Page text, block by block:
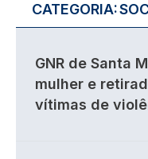
CATEGORIA:
GNR de Santa
mulher e
vítimas de